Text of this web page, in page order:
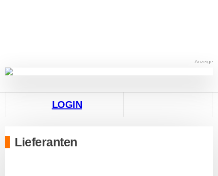
Anzeige
LOGIN
Lieferanten